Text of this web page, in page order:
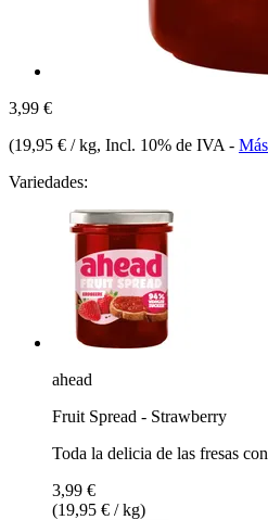
3,99 €
(19,95 € / kg, Incl. 10% de IVA -
Variedades:
ahead
Fruit Spread - Strawberry
Toda la delicia de las fresas
3,99 €
(19,95 € / kg)